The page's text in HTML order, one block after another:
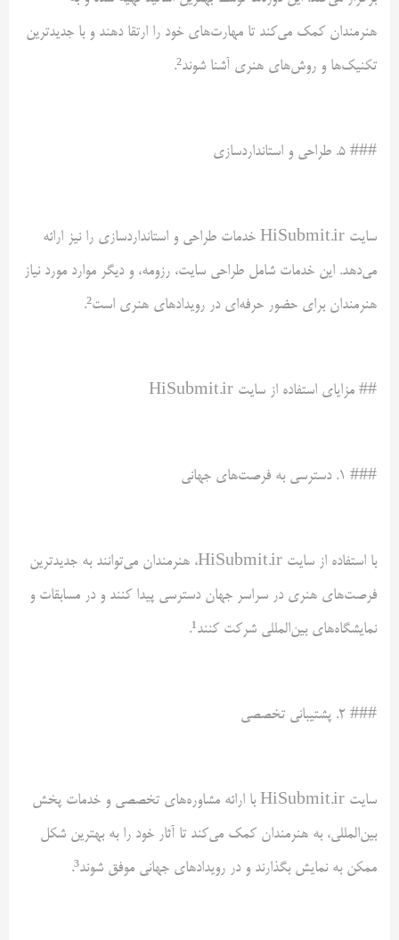
هنرمندان کمک می‌کند تا مهارت‌های خود را ارتقا دهند و با جدیدترین
تکنیک‌ها و روش‌های هنری آشنا شوند².
### ۵. طراحی و استانداردسازی
سایت HiSubmit.ir خدمات طراحی و استانداردسازی را نیز ارائه
می‌دهد. این خدمات شامل طراحی سایت، رزومه، و دیگر موارد مورد نیاز
هنرمندان برای حضور حرفه‌ای در رویدادهای هنری است².
## مزایای استفاده از سایت HiSubmit.ir
### ۱. دسترسی به فرصت‌های جهانی
با استفاده از سایت HiSubmit.ir، هنرمندان می‌توانند به جدیدترین
فرصت‌های هنری در سراسر جهان دسترسی پیدا کنند و در مسابقات و
نمایشگاه‌های بین‌المللی شرکت کنند¹.
### ۲. پشتیبانی تخصصی
سایت HiSubmit.ir با ارائه مشاوره‌های تخصصی و خدمات پخش
بین‌المللی، به هنرمندان کمک می‌کند تا آثار خود را به بهترین شکل
ممکن به نمایش بگذارند و در رویدادهای جهانی موفق شوند³.